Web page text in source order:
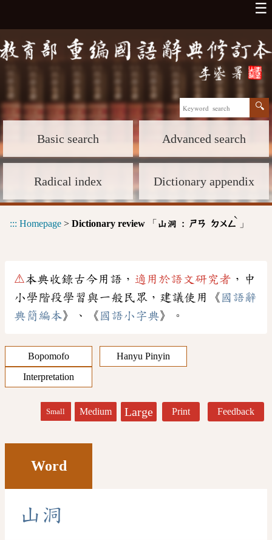
☰
Basic search Advanced search
Radical index Dictionary appendix
::: Homepage > Dictionary review 「 山洞 : ㄕㄢ ㄉㄨㄥ
ˋ
」
⚠本典收錄古今用語， 適用於語文研究者 ，中
小學階段學習與一般民眾，建議使用《 國語辭
典簡編本》、《 國語小字典》。
Bopomofo
Hanyu Pinyin
Interpretation
Small Medium Large Print Feedback
Word
山 洞